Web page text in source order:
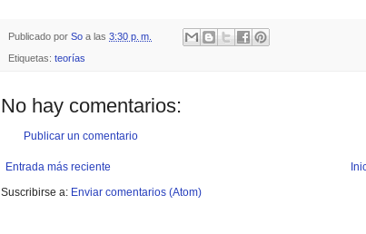
Publicado por So a las 3:30 p. m.
Etiquetas: teorías
No hay comentarios:
Publicar un comentario
Entrada más reciente
Suscribirse a: Enviar comentarios (Atom)